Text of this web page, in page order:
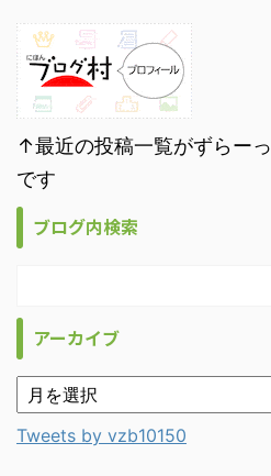
↑最近の投稿一覧がずらー
です
ブログ内検索
アーカイブ
Tweets by vzb10150